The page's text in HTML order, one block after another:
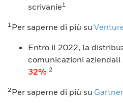
scrivanie1
1Per saperne di più su
Entro il 2022, la
comunicazioni
32% 2
2Per saperne di più su Gartner